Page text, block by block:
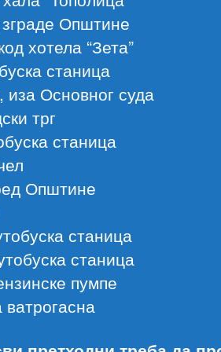
Општине
хотела “Зета”
станица
Основног суда
трг
станица
Општине
станица
станица
пумпе